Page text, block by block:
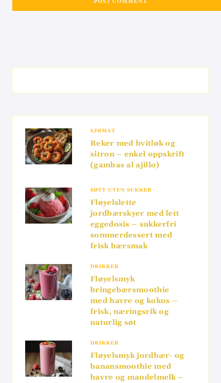
SJØMAT
Reker med hvitløk og
sitron – enkel oppskrift
(gambas al ajillo)
SØTT UTEN SUKKER
Fløyelslette
jordbærskyer med lett
eggedosis – sukkerfri
sommerdessert med
frisk bærsmak
DRIKKER
Fløyelsmyk
bringebærsmoothie
med havre og kokos –
frisk, næringsrik og
naturlig søt
DRIKKER
Fløyelsmyk jordbær- og
banansmoothie med
havre og mandelmelk –